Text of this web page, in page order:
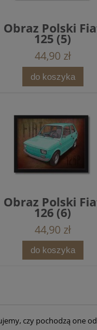
Obraz Polski
125 (5)
44,90 zł
do koszyka
Obraz Polski
126 (6)
44,90 zł
do koszyka
czy pochodzą one